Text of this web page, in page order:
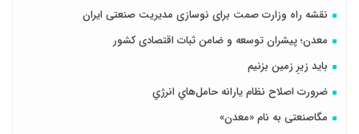
نقشه راه وزارت صمت برای نوسازی مدیریت صنعتی ایران
معدن؛ پیشران توسعه و ضامن ثبات اقتصادی کشور
باید زیرِ زمین بزنیم
ضرورت اصلاح نظام يارانه حامل‌هاي انرژي
مگاصنعتی به نام «معدن»